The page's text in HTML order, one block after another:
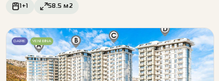
1+1 58.5 м2
DAIRE YENI BINA